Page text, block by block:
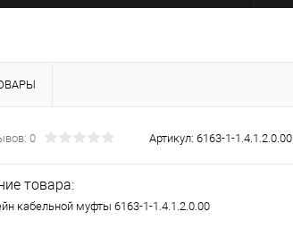
0 Артикул: 6163-1-1.4.1.2.0.00
товара:
кабельной муфты 6163-1-1.4.1.2.0.00